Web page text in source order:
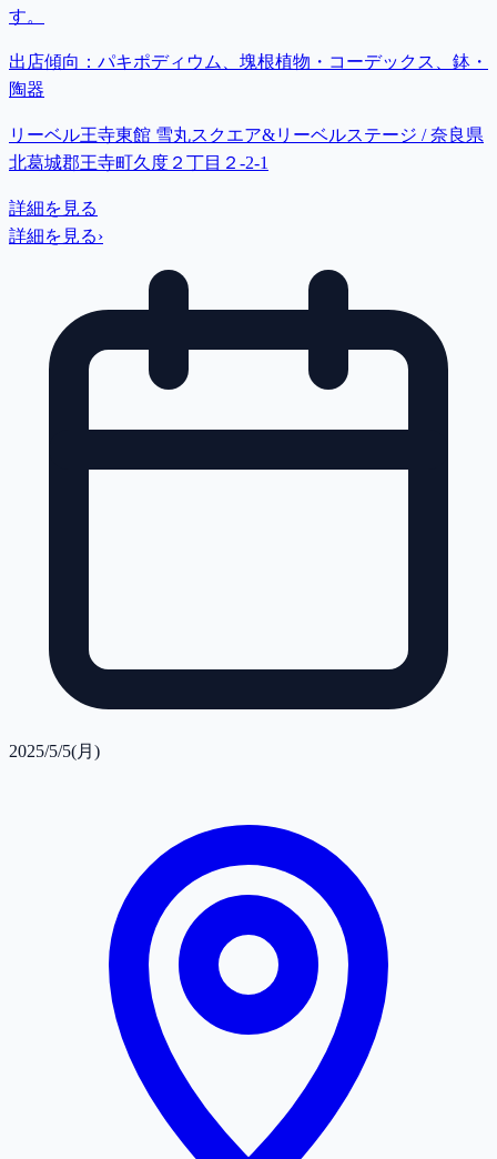
す。
出店傾向： パキポディウム、塊根植物・コーデックス、鉢・
陶器
リーベル王寺東館 雪丸スクエア&リーベルステージ / 奈良県
北葛城郡王寺町久度２丁目２-2-1
詳細を見る
詳細を見る›
2025/5/5(月)